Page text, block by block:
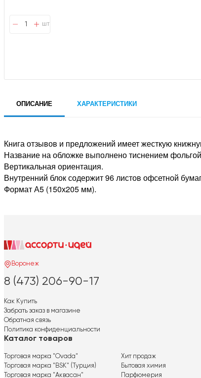
шт
ОПИСАНИЕ ХАРАКТЕРИСТИКИ
Книга отзывов и предложений имеет жесткую
Название на обложке выполнено тиснением
Вертикальная ориентация.
Внутренний блок содержит 96 листов офсетной
Формат А5 (150х205 мм).
Воронеж
8 (473) 206-90-17
Как Купить
Забрать заказ в магазине
Обратная связь
Политика конфиденциальности
Каталог товаров
Торговая марка "Ovada"
Торговая марка "BSK" (Турция)
Торговая марка "Аквасан"
Хит продаж
Бытовая химия
Парфюмерия